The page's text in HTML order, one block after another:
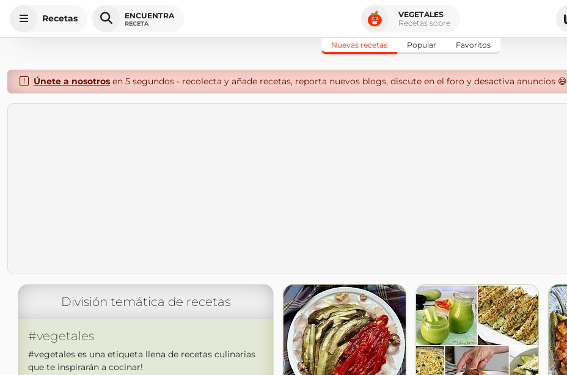
Recetas ENCUENTRA
RECETA
VEGETALES
Recetas sobre
Nuevas recetas Popular Favoritos
Únete a nosotrosen 5 segundos - recolecta y añade recetas, reporta nuevos blogs, discute en el foro y desactiva anuncios 😄
División temática de recetas
#vegetales
#vegetales es una etiqueta llena de recetas culinarias
que te inspirarán a cocinar!